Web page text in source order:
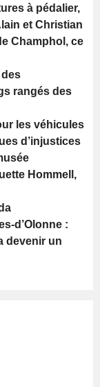
à pédalier,
et Christian
Champhol, ce
des
rangés des
les véhicules
d’injustices
Hommell,
d’Olonne :
devenir un